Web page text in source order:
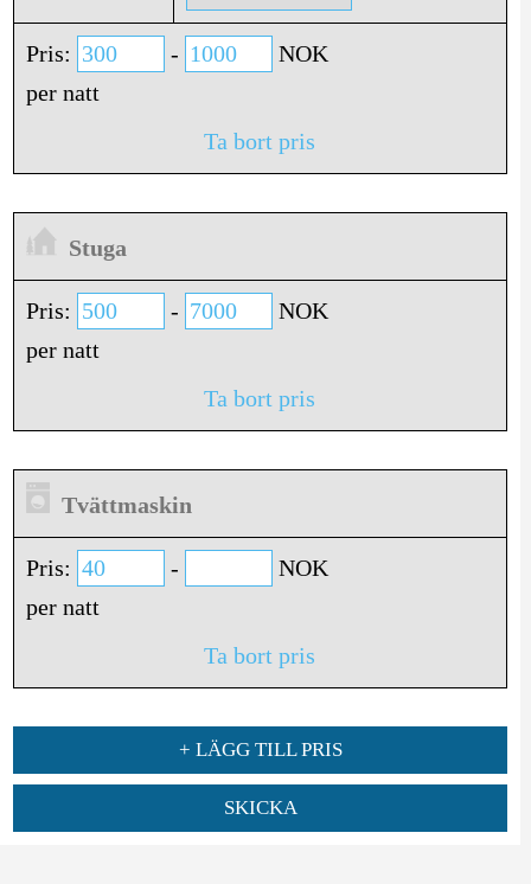
Pris: -
NOK
per natt
Ta bort pris
Stuga
Pris: -
NOK
per natt
Ta bort pris
Tvättmaskin
Pris: -
NOK
per natt
Ta bort pris
+ LÄGG TILL PRIS
SKICKA